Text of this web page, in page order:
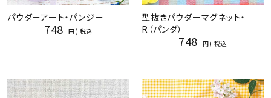
パウダーアート・パンジー
748 税込
型抜きパウダーマグネット・
R（パンダ）
748 税込